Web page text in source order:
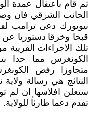
ثم قام باعتقال عمدة
الجانب الشرقي فان
نيويورك دعى ترامب
قبحا وخرقا دستوريا
تلك الاجراءات القريبة
متجاوزا رفض
النتائج هي رسالة ولاية
ستعلن افلاسها ان لم
تقدم دعما طارئاً للولاية.